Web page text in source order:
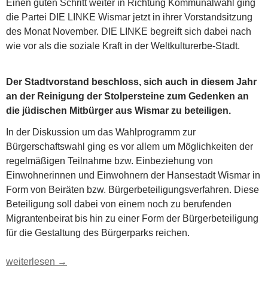
Einen guten Schritt weiter in Richtung Kommunalwahl ging
die Partei DIE LINKE Wismar jetzt in ihrer Vorstandsitzung
des Monat November. DIE LINKE begreift sich dabei nach
wie vor als die soziale Kraft in der Weltkulturerbe-Stadt.
Der Stadtvorstand beschloss, sich auch in diesem Jahr
an der Reinigung der Stolpersteine zum Gedenken an
die jüdischen Mitbürger aus Wismar zu beteiligen.
In der Diskussion um das Wahlprogramm zur
Bürgerschaftswahl ging es vor allem um Möglichkeiten der
regelmäßigen Teilnahme bzw. Einbeziehung von
Einwohnerinnen und Einwohnern der Hansestadt Wismar in
Form von Beiräten bzw. Bürgerbeteiligungsverfahren. Diese
Beteiligung soll dabei von einem noch zu berufenden
Migrantenbeirat bis hin zu einer Form der Bürgerbeteiligung
für die Gestaltung des Bürgerparks reichen.
Die Soziale Kraft in Wismar auf dem Weg zur Kommunalwahl
weiterlesen →